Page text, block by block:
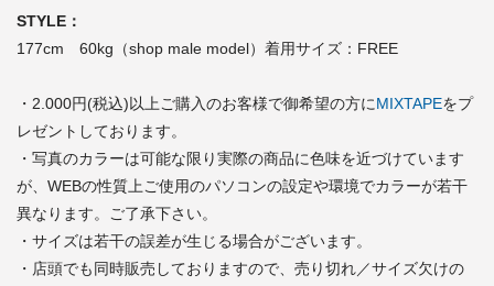
STYLE：
177cm 60kg（shop male model）着用サイズ：FREE
・2.000円(税込)以上ご購入のお客様で御希望の方にMIXTAPEをプ
レゼントしております。
・写真のカラーは可能な限り実際の商品に色味を近づけています
が、WEBの性質上ご使用のパソコンの設定や環境でカラーが若干
異なります。ご了承下さい。
・サイズは若干の誤差が生じる場合がございます。
・店頭でも同時販売しておりますので、売り切れ／サイズ欠けの